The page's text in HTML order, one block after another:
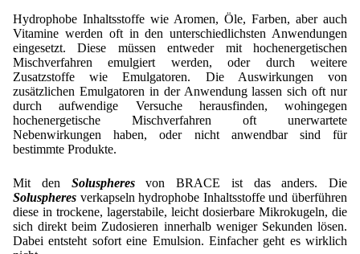
Mietanlagen
Angebotsanfrage
Instant Kugeln
Katalysatorträger
Keramische Hohlkugeln
Polymere
Staubreduktion
Angebotsanfrage
Ultra spherical granulation (english)
Ultra spherical granulation (francais)
Des microbilles de granulométrie précise
Runde Sache
Fraunhofer UMSICHT Tage
Powering Green Chemistry with Microspheres and
Microcapsules
Shaping of Alginate–Silica Hybrid Materials
Kontakt
Kontaktformular
Angebotsanfrage
Bewertungsseite
Anfahrt
Registrierung
Bestätigungsseite Anfrage
Bestätigungsseite Bewertung
Suche
Mitgliederseiten
Neu Registrieren
Bestätigungsseite Registrierung
Account Aktiviert
Login
Hydrophobe Inhaltsstoffe wie Aromen, Öle, Farben, aber auch
Vitamine werden oft in den unterschiedlichsten Anwendungen
eingesetzt. Diese müssen entweder mit hochenergetischen
Mischverfahren emulgiert werden, oder durch weitere
Zusatzstoffe wie Emulgatoren. Die Auswirkungen von
zusätzlichen Emulgatoren in der Anwendung lassen sich oft nur
durch aufwendige Versuche herausfinden, wohingegen
hochenergetische Mischverfahren oft unerwartete
Nebenwirkungen haben, oder nicht anwendbar sind für
bestimmte Produkte.
Mit den Soluspheres
von BRACE ist das anders. Die
Soluspheres verkapseln hydrophobe Inhaltsstoffe und überführen
diese in trockene, lagerstabile, leicht dosierbare Mikrokugeln, die
sich direkt beim Zudosieren innerhalb weniger Sekunden lösen.
Dabei entsteht sofort eine Emulsion. Einfacher geht es wirklich